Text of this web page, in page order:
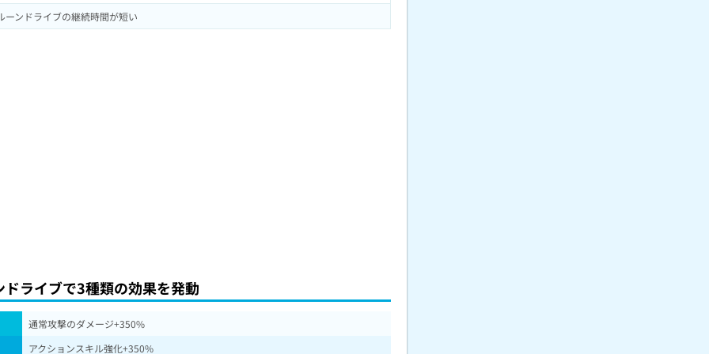
ーンドライブの継続時間が短い
ドライブで3種類の効果を発動
通常攻撃のダメージ+350%
アクションスキル強化+350%